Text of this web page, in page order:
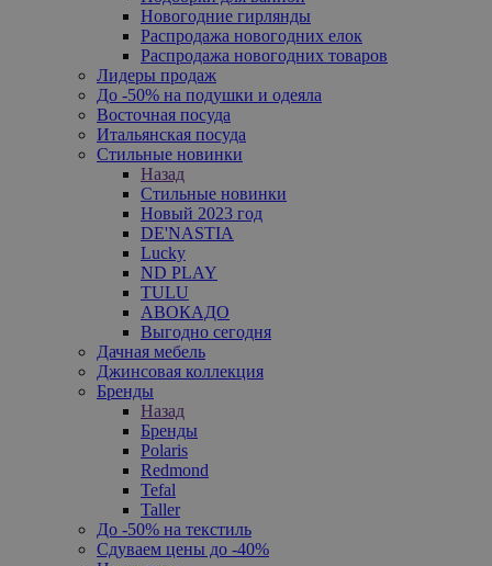
Новогодние гирлянды
Распродажа новогодних елок
Распродажа новогодних товаров
Лидеры продаж
До -50% на подушки и одеяла
Восточная посуда
Итальянская посуда
Стильные новинки
Назад
Стильные новинки
Новый 2023 год
DE'NASTIA
Lucky
ND PLAY
TULU
АВОКАДО
Выгодно сегодня
Дачная мебель
Джинсовая коллекция
Бренды
Назад
Бренды
Polaris
Redmond
Tefal
Taller
До -50% на текстиль
Сдуваем цены до -40%